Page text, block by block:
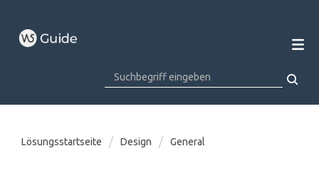
Lösungsstartseite Design General